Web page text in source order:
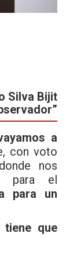
Silva Bijit
a
con voto
nos
para el
para un
que